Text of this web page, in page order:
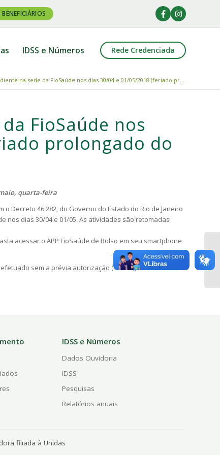
IDSS e Números Rede Credenciada
na sede da FioSaúde nos dias 30/04 e 01/05/2018 (feriado pr...
FioSaúde nos
prolongado do
quarta-feira
o Decreto 46.282, do Governo do Estado do Rio de Janeiro
nos dias 30/04 e 01/05. As atividades são retomadas
acessar o APP FioSaúde de Bolso em seu smartphone
sem a prévia autorização (senha), devendo o
IDSS e Números
Dados Ouvidoria
IDSS
Pesquisas
Relatórios anuais
filiada à Unidas